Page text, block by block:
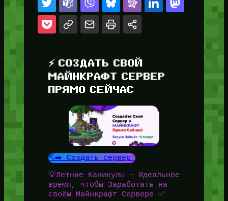
⚡ СОЗДАТЬ СВОЙ
МАЙНКРАФТ СЕРВЕР
ПРЯМО СЕЙЧАС
⛏️➡️ Создать сервер!
💡Летние Каникулы — Идеальное
время, чтобы Заработать на
своём Майнкрафт Сервере ✅